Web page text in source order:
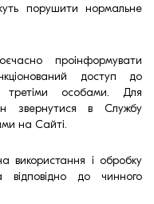
порушити нормальне
проінформувати
доступ до
третіми особами. Для
звернутися в Службу
на Сайті.
використання і обробку
відповідно до чинного